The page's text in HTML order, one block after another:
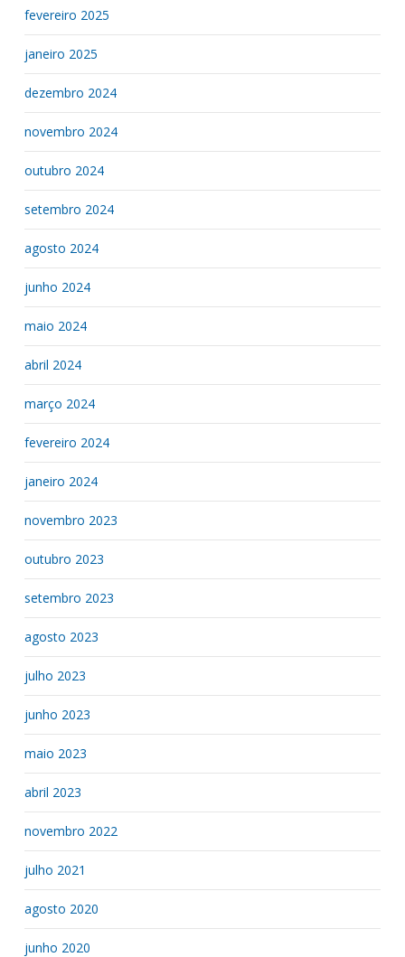
fevereiro 2025
janeiro 2025
dezembro 2024
novembro 2024
outubro 2024
setembro 2024
agosto 2024
junho 2024
maio 2024
abril 2024
março 2024
fevereiro 2024
janeiro 2024
novembro 2023
outubro 2023
setembro 2023
agosto 2023
julho 2023
junho 2023
maio 2023
abril 2023
novembro 2022
julho 2021
agosto 2020
junho 2020